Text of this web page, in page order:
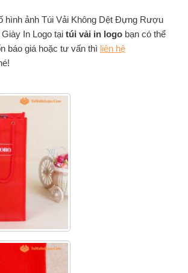
hình ảnh Túi Vải Không Dệt Đựng Rượu
In Logo tại túi vải in logo bạn có thể
báo giá hoặc tư vấn thì liên hệ